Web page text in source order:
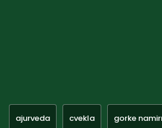
ajurveda cvekla gorke